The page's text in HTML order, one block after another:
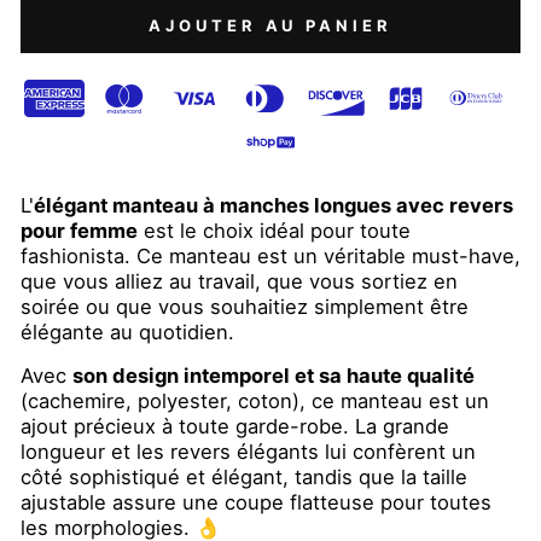
AJOUTER AU PANIER
L'élégant manteau à manches longues avec revers
pour femme est le choix idéal pour toute
fashionista. Ce manteau est un véritable must-have,
que vous alliez au travail, que vous sortiez en
soirée ou que vous souhaitiez simplement être
élégante au quotidien.
Avec son design intemporel et sa haute qualité
(cachemire, polyester, coton), ce manteau est un
ajout précieux à toute garde-robe. La grande
longueur et les revers élégants lui confèrent un
côté sophistiqué et élégant, tandis que la taille
ajustable assure une coupe flatteuse pour toutes
les morphologies. 👌